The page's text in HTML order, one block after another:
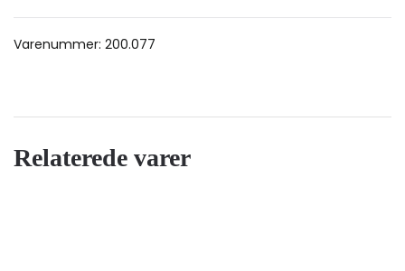
Varenummer: 200.077
Relaterede varer